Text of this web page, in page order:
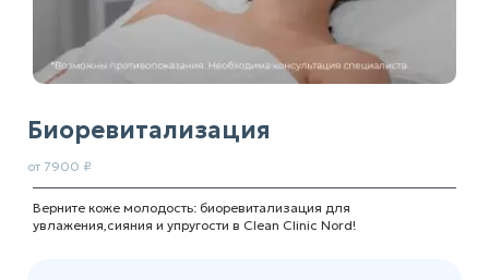
Биоревитализация
от 7900 ₽
Верните коже молодость: биоревитализация для
увлажения,сияния и упругости в Clean Clinic Nord!